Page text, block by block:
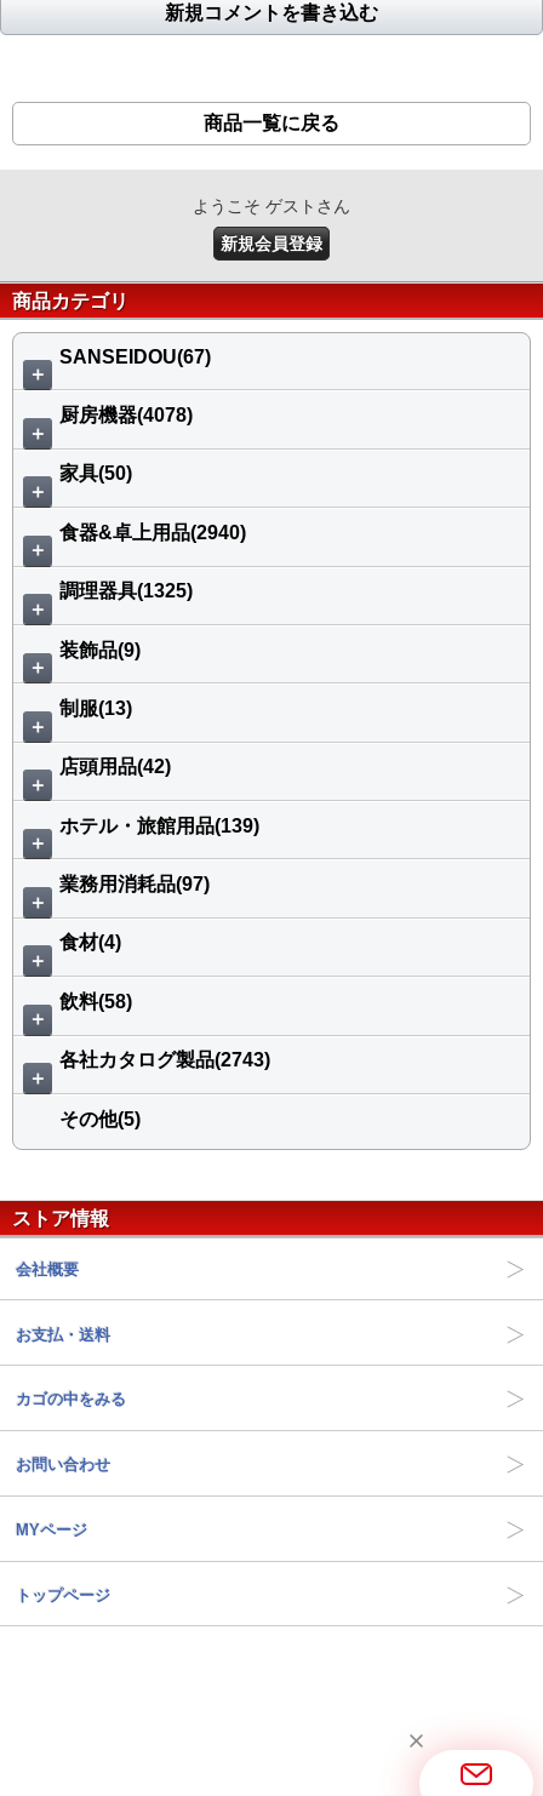
新規コメントを書き込む
商品一覧に戻る
ようこそ ゲストさん
新規会員登録
商品カテゴリ
＋
SANSEIDOU(67)
＋
厨房機器(4078)
＋
家具(50)
＋
食器&卓上用品(2940)
＋
調理器具(1325)
＋
装飾品(9)
＋
制服(13)
＋
店頭用品(42)
＋
ホテル・旅館用品(139)
＋
業務用消耗品(97)
＋
食材(4)
＋
飲料(58)
＋
各社カタログ製品(2743)
その他(5)
ストア情報
会社概要
お支払・送料
カゴの中をみる
お問い合わせ
MYページ
トップページ